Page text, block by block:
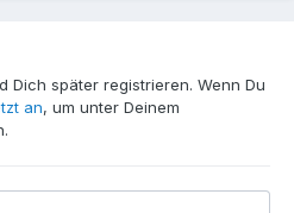
Dich später registrieren. Wenn Du
an, um unter Deinem